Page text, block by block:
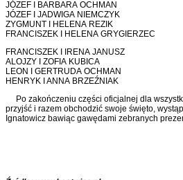
JÓZEF I BARBARA OCHMAN
JÓZEF I JADWIGA NIEMCZYK
ZYGMUNT I HELENA REZIK
FRANCISZEK I HELENA GRYGIERZEC
FRANCISZEK I IRENA JANUSZ
ALOJZY I ZOFIA KUBICA
LEON I GERTRUDA OCHMAN
HENRYK I ANNA BRZEŹNIAK
Po zakończeniu części oficjalnej dla
przyjść i razem obchodzić swoje święto,
Ignatowicz bawiąc gawędami zebranych